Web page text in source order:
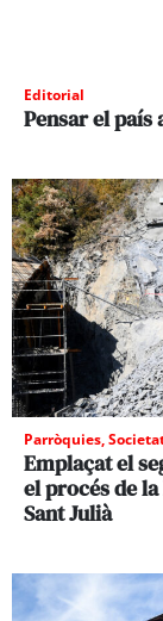
Editorial
Pensar el
Parròquies,
Emplaçat el
el procés de
Sant Julià